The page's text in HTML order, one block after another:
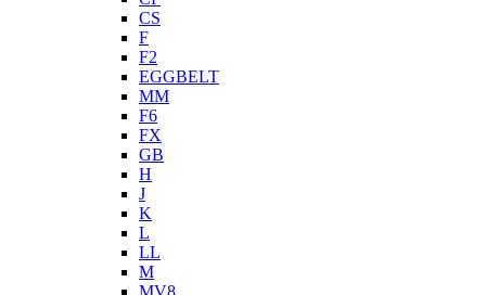
CS
F
F2
EGGBELT
MM
F6
FX
GB
H
J
K
L
LL
M
MV8